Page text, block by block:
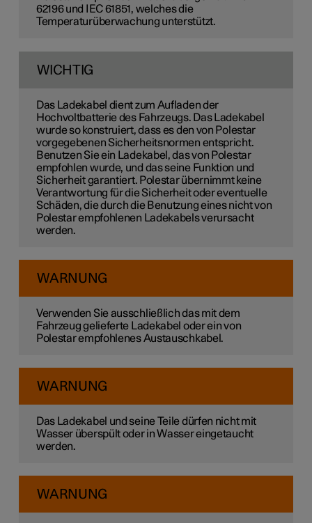
62196 und IEC 61851, welches die
Temperaturüberwachung unterstützt.
WICHTIG
Das Ladekabel dient zum Aufladen der
Hochvoltbatterie des Fahrzeugs. Das Ladekabel
wurde so konstruiert, dass es den von Polestar
vorgegebenen Sicherheitsnormen entspricht.
Benutzen Sie ein Ladekabel, das von Polestar
empfohlen wurde, und das seine Funktion und
Sicherheit garantiert. Polestar übernimmt keine
Verantwortung für die Sicherheit oder eventuelle
Schäden, die durch die Benutzung eines nicht von
Polestar empfohlenen Ladekabels verursacht
werden.
WARNUNG
Verwenden Sie ausschließlich das mit dem
Fahrzeug gelieferte Ladekabel oder ein von
Polestar empfohlenes Austauschkabel.
WARNUNG
Das Ladekabel und seine Teile dürfen nicht mit
Wasser überspült oder in Wasser eingetaucht
werden.
WARNUNG